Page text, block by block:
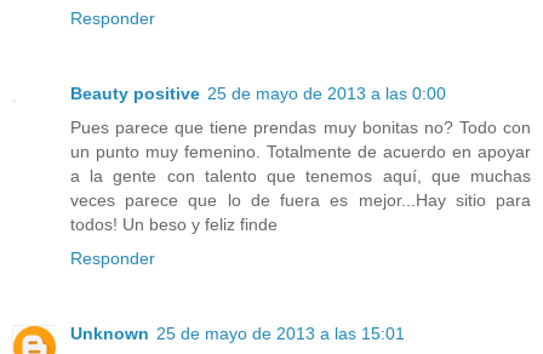
Responder
Beauty positive 25 de mayo de 2013 a las 0:00
Pues parece que tiene prendas muy bonitas no? Todo con
un punto muy femenino. Totalmente de acuerdo en apoyar
a la gente con talento que tenemos aquí, que muchas
veces parece que lo de fuera es mejor...Hay sitio para
todos! Un beso y feliz finde
Responder
Unknown 25 de mayo de 2013 a las 15:01